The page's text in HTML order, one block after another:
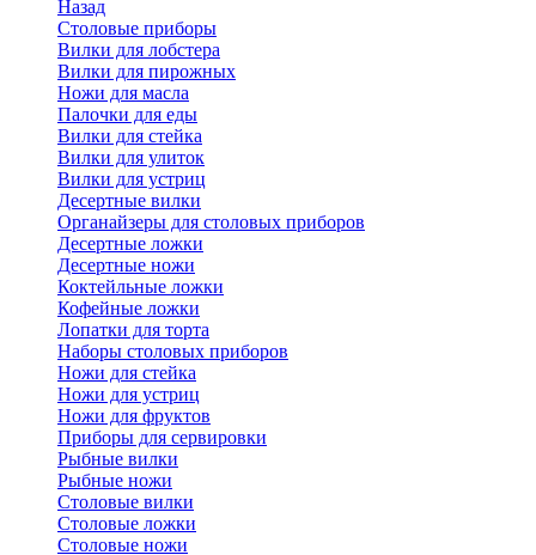
Назад
Cтоловые приборы
Вилки для лобстера
Вилки для пирожных
Ножи для масла
Палочки для еды
Вилки для стейка
Вилки для улиток
Вилки для устриц
Десертные вилки
Органайзеры для столовых приборов
Десертные ложки
Десертные ножи
Коктейльные ложки
Кофейные ложки
Лопатки для торта
Наборы столовых приборов
Ножи для стейка
Ножи для устриц
Ножи для фруктов
Приборы для сервировки
Рыбные вилки
Рыбные ножи
Столовые вилки
Столовые ложки
Столовые ножи